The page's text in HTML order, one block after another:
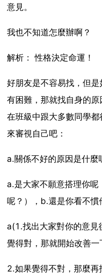
意見。
我也不知道怎麼辦啊？
解析： 性格決定命運！
好朋友是不容易找，但
有困難，那就找自身的
在班級中跟大多數同學
來審視自己吧：
a.關係不好的原因是什麼
a.是大家不願意搭理你呢
呢？），b.還是你看不慣
a(1.找出大家對你的意見
覺得對，那就開始改善一
2.如果覺得不對，那麼